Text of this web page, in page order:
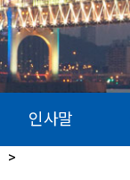
열기
열기
인사말
>